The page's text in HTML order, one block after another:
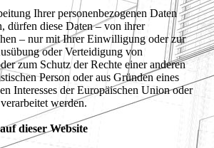
Ihrer personenbezogenen Daten
dürfen diese Daten – von ihrer
– nur mit Ihrer Einwilligung oder zur
oder Verteidigung von
zum Schutz der Rechte einer anderen
Person oder aus Gründen eines
Interesses der Europäischen Union oder
werden.
dieser Website